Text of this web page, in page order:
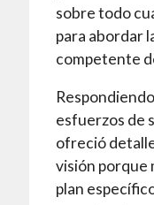
sobre todo
para abordar
competente
esfuerzos de
ofreció
visión porque
plan